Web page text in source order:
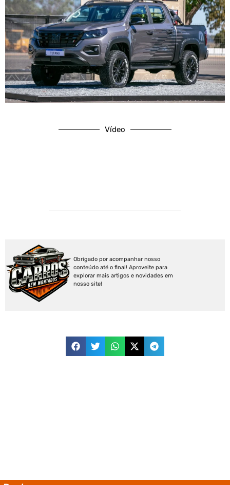
Vídeo
Obrigado por acompanhar nosso
conteúdo até o final! Aproveite para
explorar mais artigos e novidades em
nosso site!